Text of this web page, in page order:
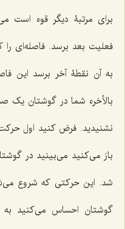
برای مرتبۀ دیگر قوه است
فعلیت بعد برسد. فاصله‌ای
به آن نقطۀ آخر برسد این
بالأخره شما در گوشتان یک
نشنیدید. فرض کنید اول
باز می‌کنید می‌بینید در
شد. این حرکتی که شروع
گوشتان احساس می‌کنید